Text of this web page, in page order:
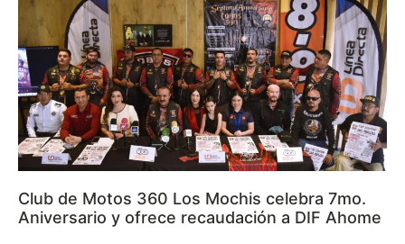
Club de Motos 360 Los Mochis celebra 7mo.
Aniversario y ofrece recaudación a DIF Ahome